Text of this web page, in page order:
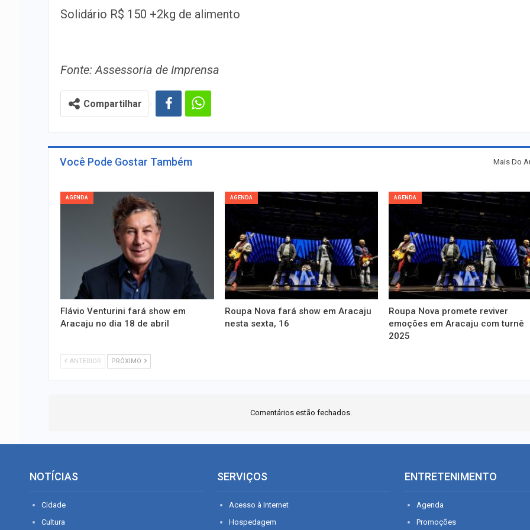
Solidário R$ 150 +2kg de alimento
Fonte: Assessoria de Imprensa
Compartilhar
Você Pode Gostar Também Mais Do
AGENDA
Flávio Venturini fará show em
Aracaju no dia 18 de abril
AGENDA
Roupa Nova fará show em Aracaju
nesta sexta, 16
AGENDA
Roupa Nova promete reviver
emoções em Aracaju com turnê
2025
ANTERIOR PRÓXIMO
Comentários estão fechados.
NOTÍCIAS
Cidade
Cultura
SERVIÇOS
Acesso à Internet
Hospedagem
ENTRETENIMENTO
Agenda
Promoções